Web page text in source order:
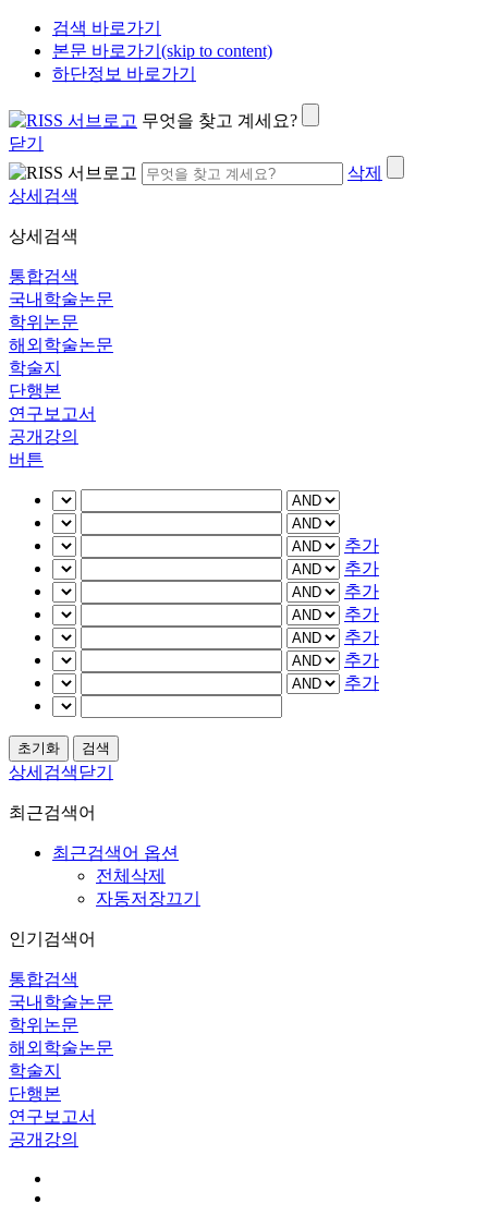
검색 바로가기
본문 바로가기(skip to content)
하단정보 바로가기
무엇을 찾고 계세요?
닫기
삭제
상세검색
상세검색
통합검색
국내학술논문
학위논문
해외학술논문
학술지
단행본
연구보고서
공개강의
버튼
추가
추가
추가
추가
추가
추가
추가
상세검색닫기
최근검색어
최근검색어 옵션
전체삭제
자동저장끄기
인기검색어
통합검색
국내학술논문
학위논문
해외학술논문
학술지
단행본
연구보고서
공개강의